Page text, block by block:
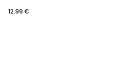
12.99 €